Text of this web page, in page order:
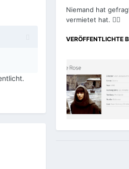
Niemand hat
vermietet hat. 🤦‍♂️
VERÖFFENTLICHTE